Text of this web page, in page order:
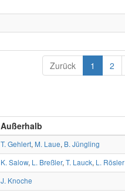
Zurück 1 2
Außerhalb
T. Gehlert, M. Laue, B. Jüngling
K. Salow, L. Breßler, T. Lauck, L. Rösler
J. Knoche